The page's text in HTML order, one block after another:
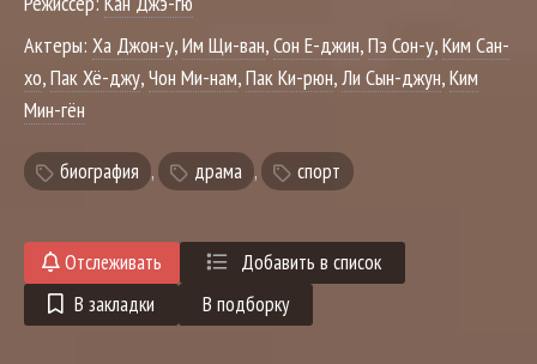
Актеры: Ха Джон-у,Им Щи-ван,Сон Е-джин,Пэ Сон-у,Ким Сан-
хо,Пак Хё-джу,Чон Ми-нам,Пак Ки-рюн,Ли Сын-джун,Ким
Мин-гён
биография , драма , спорт
Отслеживать
Добавить в список
В закладки
В подборку